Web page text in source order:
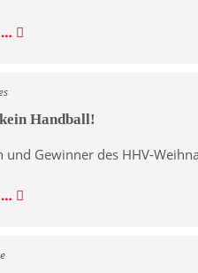
…
Handball!
und Gewinner des HHV-
…